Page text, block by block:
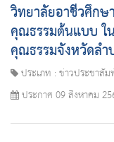
วิทยาลัยอาชีวศึกษ
คุณธรรมต้นแบบ ใ
คุณธรรมจังหวัดลำ
ประเภท : ข่าวประชาสั
ประกาศ 09 สิงหาคม